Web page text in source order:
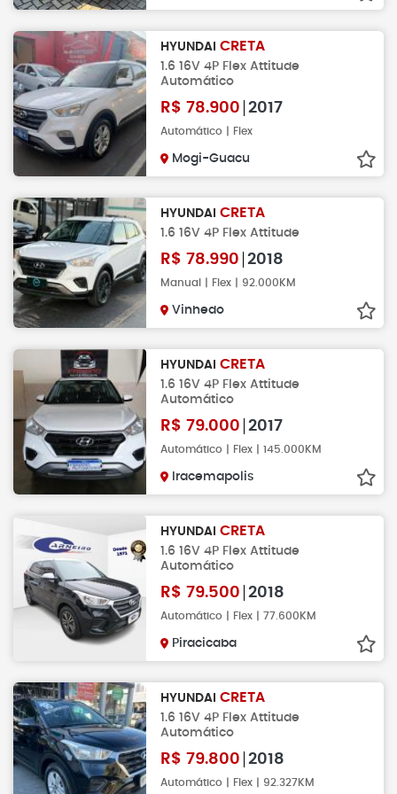
HYUNDAI CRETA
1.6 16V 4P Flex Attitude
Automático
R$ 78.900 2017
Automático | Flex
Mogi-Guacu
HYUNDAI CRETA
1.6 16V 4P Flex Attitude
R$ 78.990 2018
Manual | Flex | 92.000KM
Vinhedo
HYUNDAI CRETA
1.6 16V 4P Flex Attitude
Automático
R$ 79.000 2017
Automático | Flex | 145.000KM
Iracemapolis
HYUNDAI CRETA
1.6 16V 4P Flex Attitude
Automático
R$ 79.500 2018
Automático | Flex | 77.600KM
Piracicaba
HYUNDAI CRETA
1.6 16V 4P Flex Attitude
Automático
R$ 79.800 2018
Automático | Flex | 92.327KM